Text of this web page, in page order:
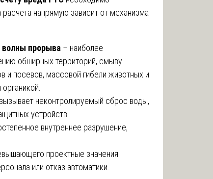
напрямую зависит от механизма
прорыва – наиболее
обширных территорий, смыву
и посевов, массовой гибели животных и
неконтролируемый сброс воды,
устройств.
внутреннее разрушение,
проектные значения.
или отказ автоматики.